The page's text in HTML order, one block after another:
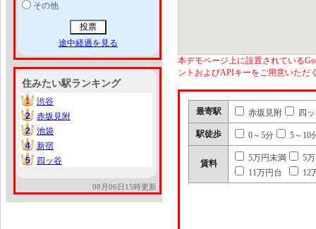
その他
途中経過を見る
住みたい駅ランキング
1
1
渋谷
2
2
赤坂見附
2
2
池袋
4
4
新宿
5
5 四ッ谷
08月06日15時更新
本デモページ上に設置されている
ントおよびAPIキーをご用意いただ
最寄駅 赤坂見附 四
駅徒歩 0～5分 5～10
賃料
5万円未満
5
11万円台
12